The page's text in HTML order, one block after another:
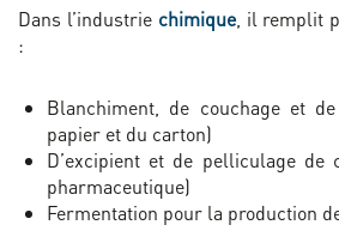
Dans l’industrie chimique, il remplit
:
Blanchiment, de couchage et
papier et du carton)
D’excipient et de pelliculage de
pharmaceutique)
Fermentation pour la production